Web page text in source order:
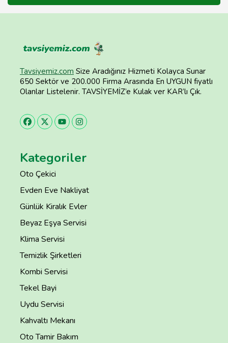
Tavsiyemiz.com Size Aradığınız Hizmeti Kolayca Sunar
650 Sektör ve 200.000 Firma Arasında En UYGUN fiyatlı
Olanlar Listelenir. TAVSİYEMİZ’e Kulak ver KAR’lı Çık.
Kategoriler
Oto Çekici
Evden Eve Nakliyat
Günlük Kiralık Evler
Beyaz Eşya Servisi
Klima Servisi
Temizlik Şirketleri
Kombi Servisi
Tekel Bayi
Uydu Servisi
Kahvaltı Mekanı
Oto Tamir Bakım